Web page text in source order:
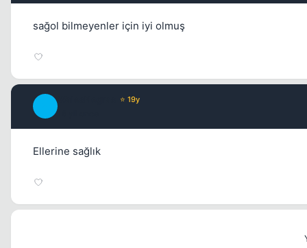
sağol bilmeyenler için iyi olmuş
⭐ 19y
Ellerine sağlık